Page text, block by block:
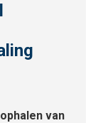
van